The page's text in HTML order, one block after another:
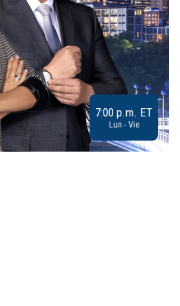
7:00 p.m. ET
Lun - Vie